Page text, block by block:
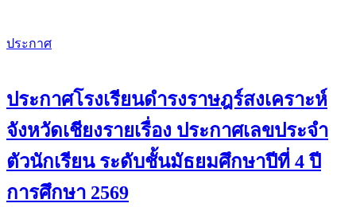
ประกาศ
ประกาศโรงเรียนดำรงราษฎร์สงเคราะห์
จังหวัดเชียงรายเรื่อง ประกาศเลขประจำ
ตัวนักเรียน ระดับชั้นมัธยมศึกษาปีที่ 4 ปี
การศึกษา 2569